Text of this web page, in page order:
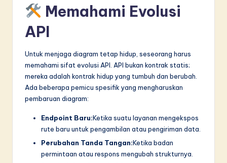
Memahami Evolusi
API
Untuk menjaga diagram tetap hidup, seseorang harus
memahami sifat evolusi API. API bukan kontrak statis;
mereka adalah kontrak hidup yang tumbuh dan berubah.
Ada beberapa pemicu spesifik yang mengharuskan
pembaruan diagram:
Endpoint Baru:Ketika suatu layanan mengekspos
rute baru untuk pengambilan atau pengiriman data.
Perubahan Tanda Tangan:Ketika badan
permintaan atau respons mengubah strukturnya.